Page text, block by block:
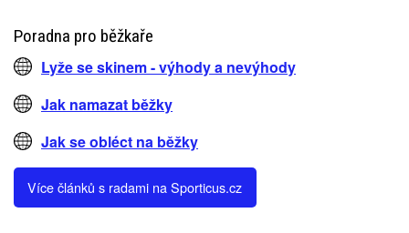
Poradna pro běžkaře
Lyže se skinem - výhody a nevýhody
Jak namazat běžky
Jak se obléct na běžky
Více článků s radami na Sporticus.cz